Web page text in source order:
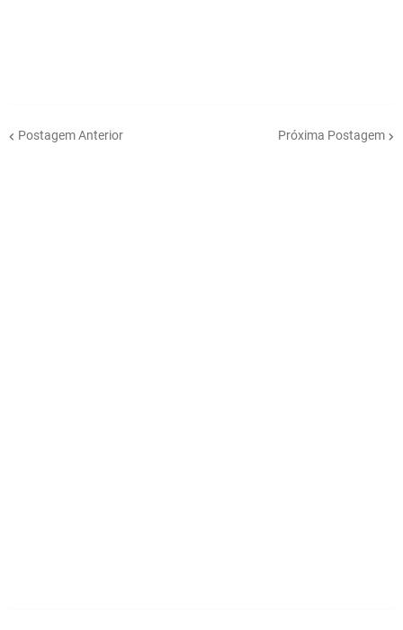
Postagem Anterior Próxima Postagem